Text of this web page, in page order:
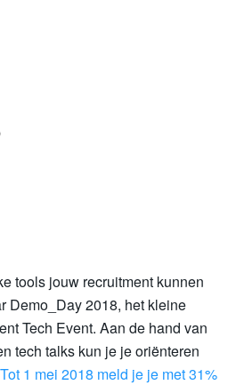
tools jouw recruitment kunnen
Demo_Day 2018, het kleine
Tech Event. Aan de hand van
tech talks kun je je oriënteren
Tot 1 mei 2018 meld je je met 31%